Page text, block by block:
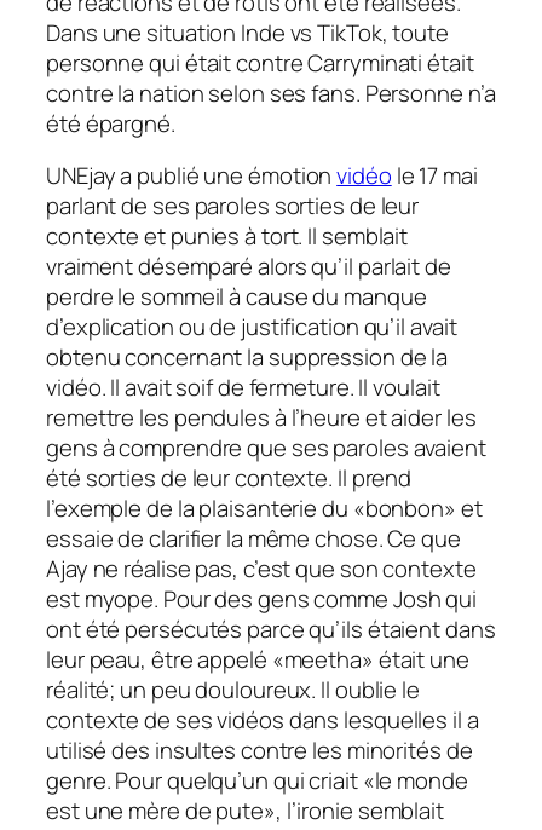
Dans une situation Inde vs TikTok, toute
personne qui était contre Carryminati était
contre la nation selon ses fans. Personne n’a
été épargné.
UNEjay a publié une émotionvidéo le 17 mai
parlant de ses paroles sorties de leur
contexte et punies à tort. Il semblait
vraiment désemparé alors qu’il parlait de
perdre le sommeil à cause du manque
d’explication ou de justification qu’il avait
obtenu concernant la suppression de la
vidéo. Il avait soif de fermeture. Il voulait
remettre les pendules à l’heure et aider les
gens à comprendre que ses paroles avaient
été sorties de leur contexte. Il prend
l’exemple de la plaisanterie du «bonbon» et
essaie de clarifier la même chose. Ce que
Ajay ne réalise pas, c’est que son contexte
est myope. Pour des gens comme Josh qui
ont été persécutés parce qu’ils étaient dans
leur peau, être appelé «meetha» était une
réalité; un peu douloureux. Il oublie le
contexte de ses vidéos dans lesquelles il a
utilisé des insultes contre les minorités de
genre. Pour quelqu’un qui criait «le monde
est une mère de pute», l’ironie semblait